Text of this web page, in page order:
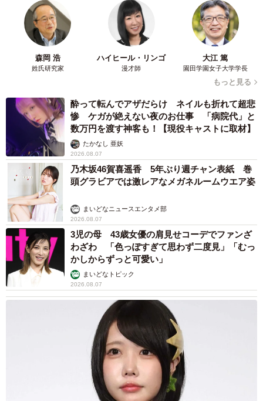
森岡 浩
姓氏研究家
ハイヒール・リンゴ
漫才師
大江 篤
園田学園女子大学学長
もっと見る
酔って転んでアザだらけ ネイルも折れて超悲
惨 ケガが絶えない夜のお仕事 「病院代」と
数万円を渡す神客も！【現役キャストに取材】
たかなし 亜妖
2026.08.07
乃木坂46賀喜遥香 5年ぶり週チャン表紙 巻
頭グラビアでは激レアなメガネルームウエア姿
まいどなニュースエンタメ部
2026.08.07
3児の母 43歳女優の肩見せコーデでファンざ
わざわ 「色っぽすぎて思わず二度見」「むっ
かしからずっと可愛い」
まいどなトピック
2026.08.07